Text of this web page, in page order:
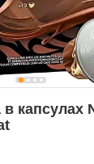
капсулах